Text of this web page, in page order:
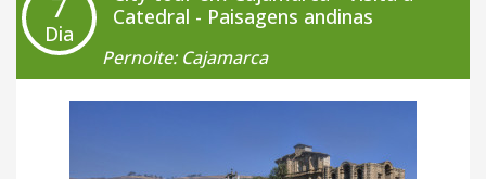
mais de 2000 objetos da cultura peruana e você terá
a oportunidade de aprender sobre as celebrações
funerárias da cultura local. Caso queira, existe a
possibilidade de se visitar oParque dos Beija
espécies de aves e flores exóticas. Ao final do dia,
Dia
Catedral - Paisagens andinas
Pernoite: Cajamarca